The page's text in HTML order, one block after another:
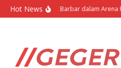
Lewati ke konten
Hot NewsPolitik Barbar dalam Arena